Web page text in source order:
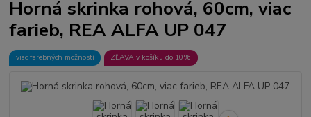
Horná skrinka rohová, 60cm, viac
farieb, REA ALFA UP 047
viac farebných možností ZĽAVA v košíku do 10%